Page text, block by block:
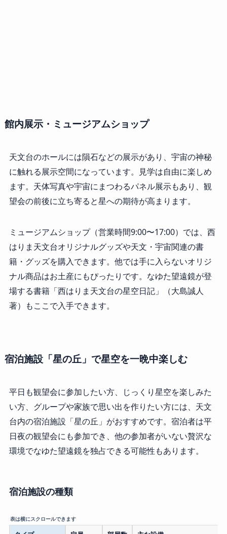
館内展示・ミュージアムショップ
天文台のホールには隕石などの展示があり、宇宙の神秘
に触れる展示空間になっています。見学は自由に楽しめ
ます。天体写真や宇宙にまつわるパネル展示もあり、観
望会の前後に立ち寄ると星への期待が高まります。
ミュージアムショップ（営業時間9:00〜17:00）では、西
はりま天文台オリジナルグッズや天文・宇宙関連の書
籍・グッズを購入できます。他では手に入らないオリジ
ナル商品はお土産にもぴったりです。なゆた望遠鏡が登
場する書籍「西はりま天文台の星空日記」（大島誠人
著）もここで入手できます。
宿泊施設「星の丘」で星空を一晩中楽しむ
平日も観望会に参加したい方、じっくり星空を楽しみた
い方、グループや家族で思い出を作りたい方には、天文
台内の宿泊施設「星の丘」がおすすめです。宿泊者は平
日夜の観望会にも参加でき、他の参加者がいない贅沢な
環境でなゆた望遠鏡を独占できる可能性もあります。
宿泊施設の種類